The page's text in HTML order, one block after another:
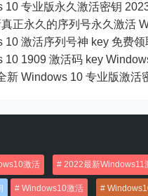
10 专业版永久激活密钥
正永久的序列号永久激活
10 激活序列号神 key 免费
10 1909 激活码 key
新 Windows 10 专业版激活
激活 2022最新Windows11
Windows10激活